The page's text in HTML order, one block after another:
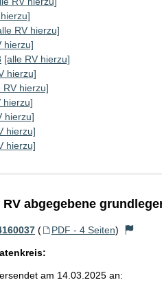
RV hierzu]
hierzu]
[alle RV hierzu]
hierzu]
RV hierzu]
hierzu]
hierzu]
hierzu]
hierzu]
abgegebene
( PDF - 4 Seiten)
am 14.03.2025 an: